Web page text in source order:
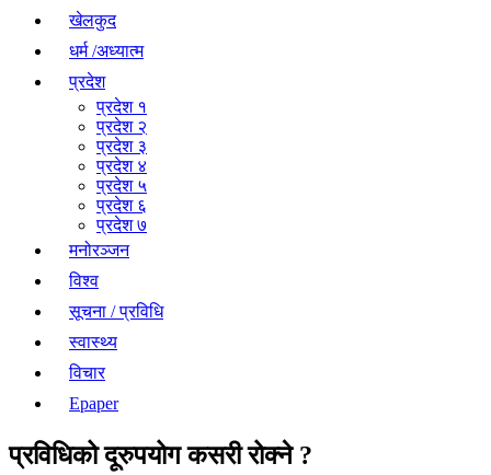
खेलकुद
धर्म /अध्यात्म
प्रदेश
प्रदेश १
प्रदेश २
प्रदेश ३
प्रदेश ४
प्रदेश ५
प्रदेश ६
प्रदेश ७
मनोरञ्जन
विश्व
सूचना / प्रविधि
स्वास्थ्य
विचार
Epaper
प्रविधिको दूरुपयोग कसरी रोक्ने ?